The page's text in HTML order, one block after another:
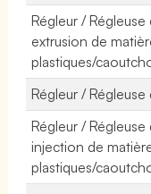
Régleur /
extrusion de
plastiques/
Régleur /
Régleur /
injection de
plastiques/